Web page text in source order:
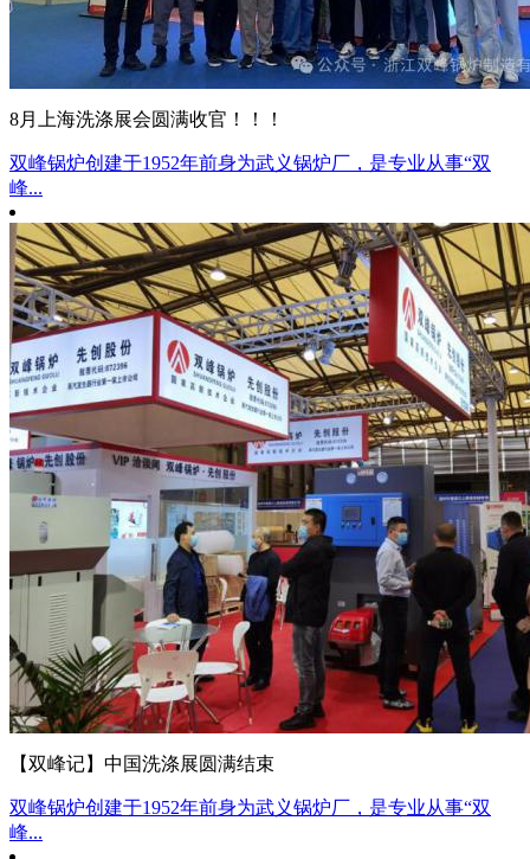
8月上海洗涤展会圆满收官！！！
双峰锅炉创建于1952年前身为武义锅炉厂，是专业从事“双
峰...
【双峰记】中国洗涤展圆满结束
双峰锅炉创建于1952年前身为武义锅炉厂，是专业从事“双
峰...